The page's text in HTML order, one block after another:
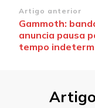
Navegação
de
post
Artigo anterior
Gammoth:
anuncia pausa
tempo